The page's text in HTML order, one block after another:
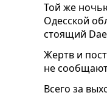
Той же
Одесской
стоящий
Жертв и
не
Всего за